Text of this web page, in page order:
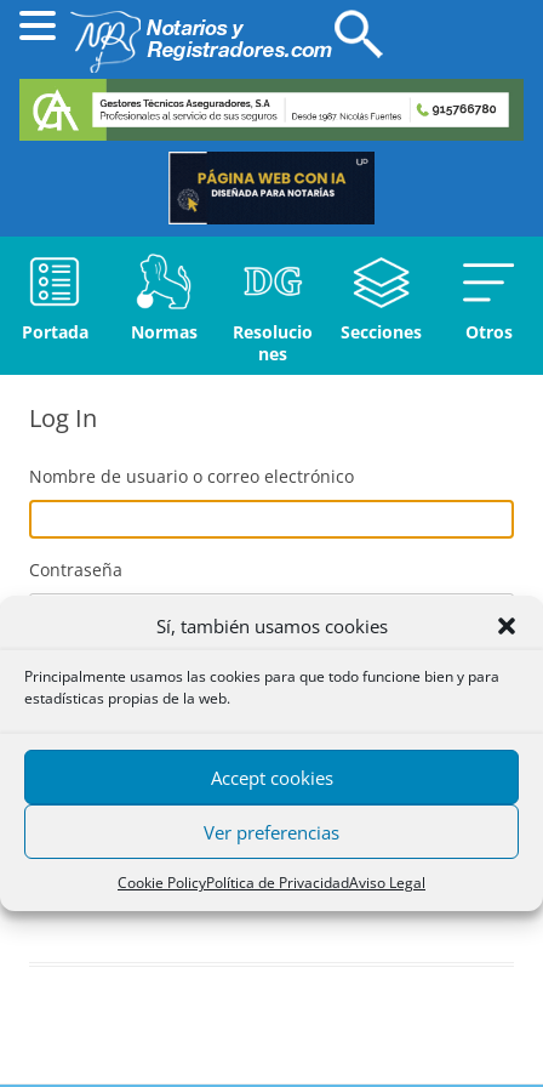
Sí, también usamos cookies
Principalmente usamos las cookies para que todo funcione bien y para
estadísticas propias de la web.
Accept cookies
Ver preferencias
Cookie PolicyPolítica de PrivacidadAviso Legal
Portada Normas
Resolucio
nes
Secciones Otros
Log In
Nombre de usuario o correo electrónico
Contraseña
Acceder
Registro
¿Has olvidado tu contraseña?